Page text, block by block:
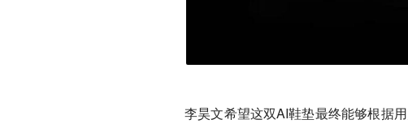
李昊文希望这双AI鞋垫最终能够根据